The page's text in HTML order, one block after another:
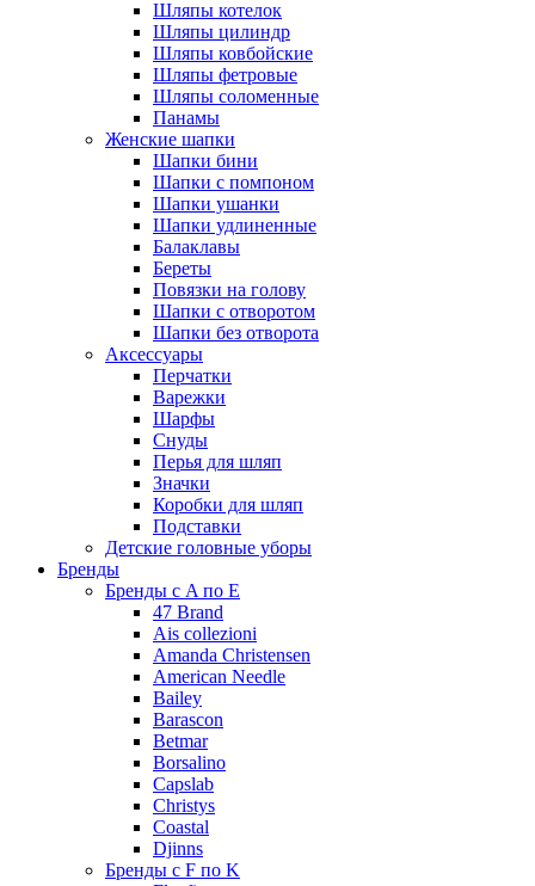
Шляпы котелок
Шляпы цилиндр
Шляпы ковбойские
Шляпы фетровые
Шляпы соломенные
Панамы
Женские шапки
Шапки бини
Шапки с помпоном
Шапки ушанки
Шапки удлиненные
Балаклавы
Береты
Повязки на голову
Шапки с отворотом
Шапки без отворота
Аксессуары
Перчатки
Варежки
Шарфы
Снуды
Перья для шляп
Значки
Коробки для шляп
Подставки
Детские головные уборы
Бренды
Бренды с A по E
47 Brand
Ais collezioni
Amanda Christensen
American Needle
Bailey
Barascon
Betmar
Borsalino
Capslab
Christys
Coastal
Djinns
Бренды с F по K